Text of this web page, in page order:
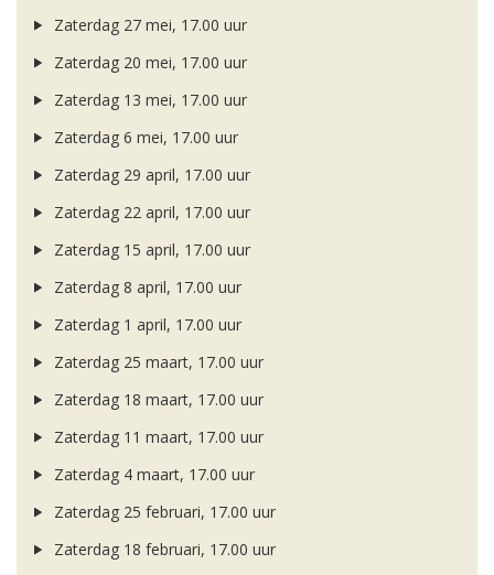
Zaterdag 27 mei, 17.00 uur
Zaterdag 20 mei, 17.00 uur
Zaterdag 13 mei, 17.00 uur
Zaterdag 6 mei, 17.00 uur
Zaterdag 29 april, 17.00 uur
Zaterdag 22 april, 17.00 uur
Zaterdag 15 april, 17.00 uur
Zaterdag 8 april, 17.00 uur
Zaterdag 1 april, 17.00 uur
Zaterdag 25 maart, 17.00 uur
Zaterdag 18 maart, 17.00 uur
Zaterdag 11 maart, 17.00 uur
Zaterdag 4 maart, 17.00 uur
Zaterdag 25 februari, 17.00 uur
Zaterdag 18 februari, 17.00 uur